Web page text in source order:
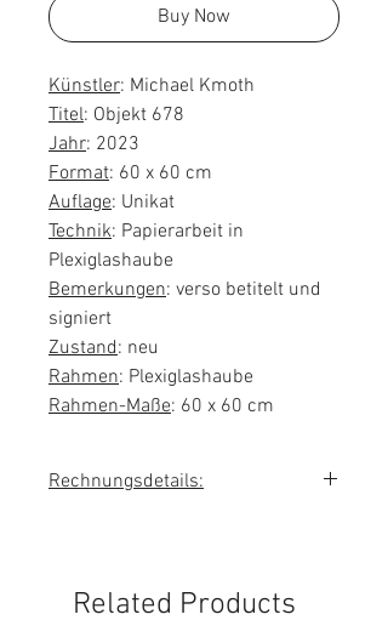
Buy Now
Künstler: Michael Kmoth
Titel: Objekt 678
Jahr: 2023
Format: 60 x 60 cm
Auflage: Unikat
Technik: Papierarbeit in
Plexiglashaube
Bemerkungen: verso betitelt und
signiert
Zustand: neu
Rahmen: Plexiglashaube
Rahmen-Maße: 60 x 60 cm
Rechnungsdetails:
Related Products